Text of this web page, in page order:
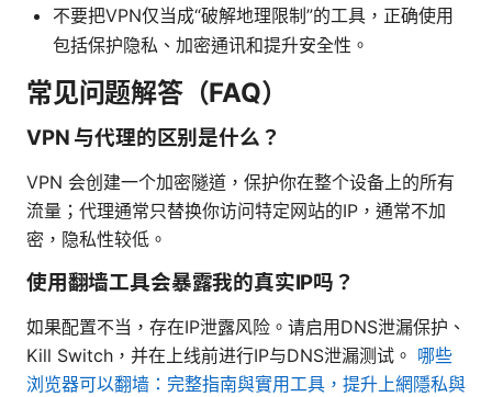
不要把VPN仅当成“破解地理限制”的工具，正确使用
包括保护隐私、加密通讯和提升安全性。
常见问题解答（FAQ）
VPN 与代理的区别是什么？
VPN 会创建一个加密隧道，保护你在整个设备上的所有
流量；代理通常只替换你访问特定网站的IP，通常不加
密，隐私性较低。
使用翻墙工具会暴露我的真实IP吗？
如果配置不当，存在IP泄露风险。请启用DNS泄漏保护、
Kill Switch，并在上线前进行IP与DNS泄漏测试。 哪些
浏览器可以翻墙：完整指南與實用工具，提升上網隱私與